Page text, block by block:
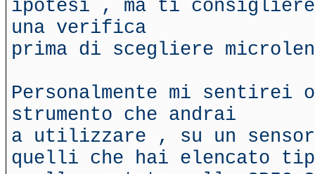
ipotesi , ma ti
una verifica
prima di scegliere
Personalmente mi
strumento che andrai
a utilizzare , su un
quelli che hai elencato